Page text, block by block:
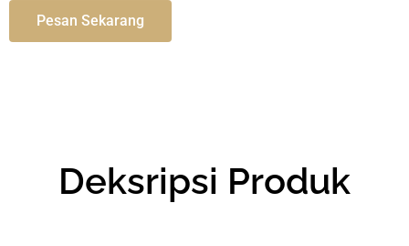
Pesan Sekarang
Deksripsi Produk